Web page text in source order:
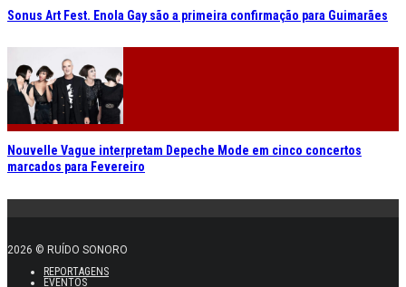
Sonus Art Fest. Enola Gay são a primeira confirmação para Guimarães
Nouvelle Vague interpretam Depeche Mode em cinco concertos
marcados para Fevereiro
2026 © RUÍDO SONORO
REPORTAGENS
EVENTOS